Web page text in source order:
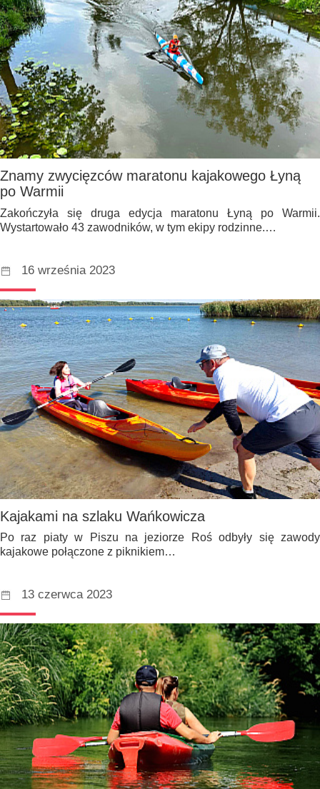
Znamy zwycięzców maratonu kajakowego Łyną
po Warmii
Zakończyła się druga edycja maratonu Łyną po Warmii.
Wystartowało 43 zawodników, w tym ekipy rodzinne.…
16 września 2023
Kajakami na szlaku Wańkowicza
Po raz piaty w Piszu na jeziorze Roś odbyły się zawody
kajakowe połączone z piknikiem…
13 czerwca 2023